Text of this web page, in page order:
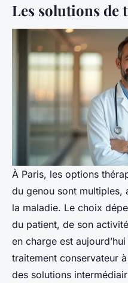
Les solutions de
À Paris, les options
du genou sont multiples,
la maladie. Le choix
du patient, de son
en charge est
traitement conservateur
des solutions